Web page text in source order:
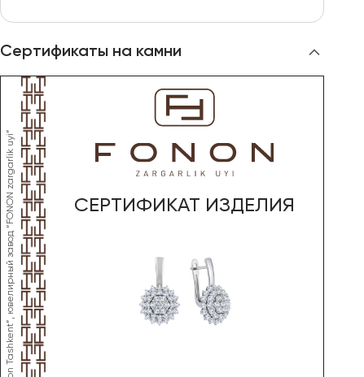
Сертификаты на камни
СЕРТИФИКАТ ИЗДЕЛИЯ